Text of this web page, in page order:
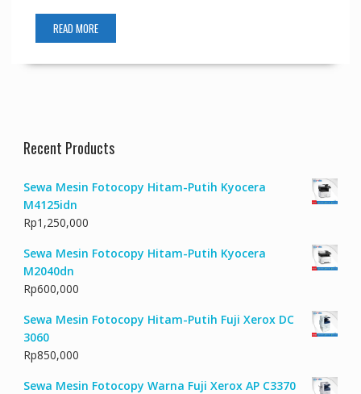
READ MORE
Recent Products
Sewa Mesin Fotocopy Hitam-Putih Kyocera
M4125idn
Rp1,250,000
Sewa Mesin Fotocopy Hitam-Putih Kyocera
M2040dn
Rp600,000
Sewa Mesin Fotocopy Hitam-Putih Fuji Xerox DC
3060
Rp850,000
Sewa Mesin Fotocopy Warna Fuji Xerox AP C3370